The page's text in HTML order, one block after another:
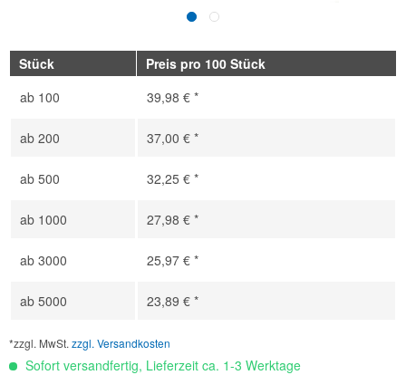
Stück
Preis pro 100 Stück
ab 100 39,98 € *
ab 200 37,00 € *
ab 500 32,25 € *
ab 1000 27,98 € *
ab 3000 25,97 € *
ab 5000 23,89 € *
*zzgl. MwSt. zzgl. Versandkosten
Sofort versandfertig, Lieferzeit ca. 1-3 Werktage